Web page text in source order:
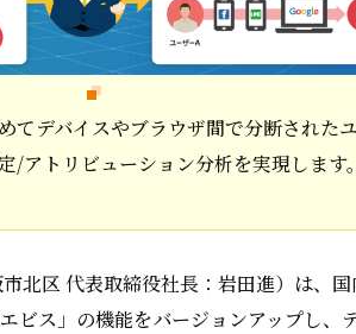
てデバイスやブラウザ間で分断された
アトリビューション分析を実現します。
北区 代表取締役社長：岩田進）は、
ビス」の機能をバージョンアップし、